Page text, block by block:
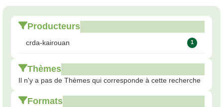
Producteurs
crda-kairouan 1
Thèmes
Il n'y a pas de Thèmes qui corresponde à cette recherche
Formats